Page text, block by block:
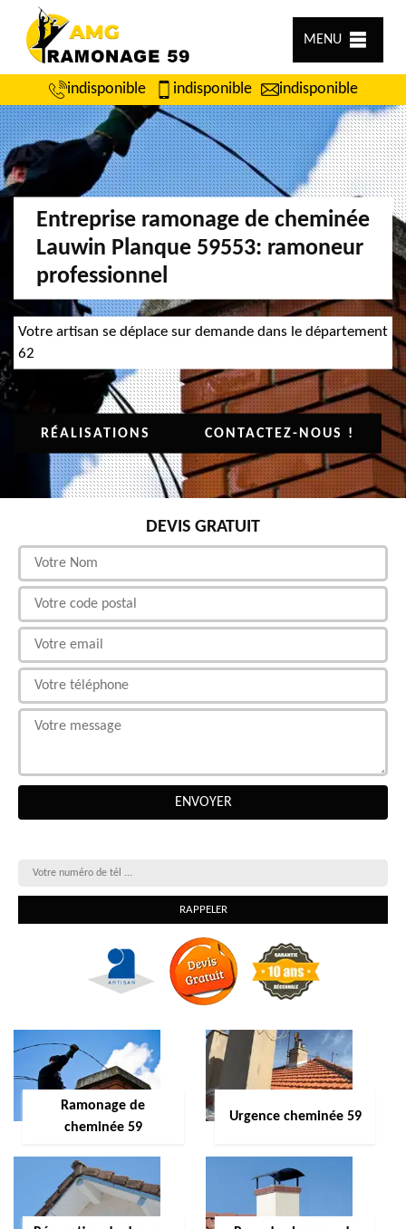
MENU
indisponible indisponible indisponible
Entreprise ramonage de cheminée
Lauwin Planque 59553: ramoneur
professionnel
Votre artisan se déplace sur demande dans le département
62
RÉALISATIONS CONTACTEZ-NOUS !
DEVIS GRATUIT
Ramonage de
cheminée 59
Urgence cheminée 59